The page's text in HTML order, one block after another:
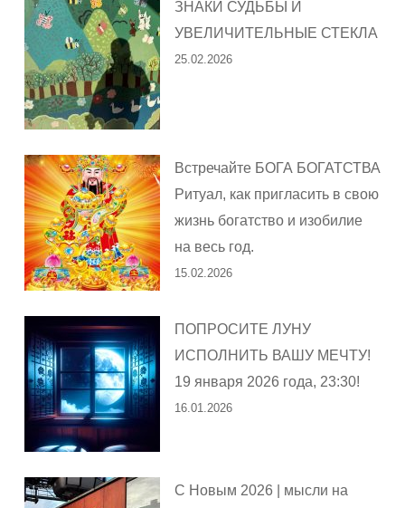
ЗНАКИ СУДЬБЫ И
УВЕЛИЧИТЕЛЬНЫЕ СТЕКЛА
25.02.2026
Встречайте БОГА БОГАТСТВА
Ритуал, как пригласить в свою
жизнь богатство и изобилие
на весь год.
15.02.2026
ПОПРОСИТЕ ЛУНУ
ИСПОЛНИТЬ ВАШУ МЕЧТУ!
19 января 2026 года, 23:30!
16.01.2026
С Новым 2026 | мысли на